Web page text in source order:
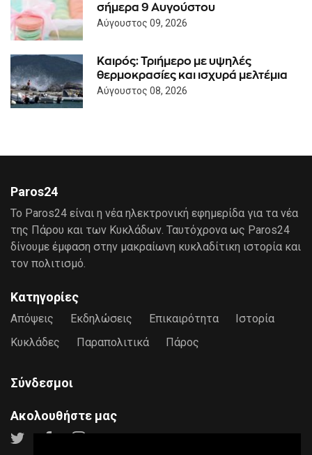
σήμερα 9 Αυγούστου
Αύγουστος 09, 2026
Καιρός: Τριήμερο με υψηλές
θερμοκρασίες και ισχυρά μελτέμια
Αύγουστος 08, 2026
Paros24
Το Paros24 είναι η νέα ηλεκτρονική εφημερίδα για τα νέα
της Πάρου και των Κυκλάδων. Ταυτόχρονα ως Paros24
δίνουμε έμφαση στην μακραίωνη κυκλαδίτικη ιστορία και
τον πολιτισμό.
Κατηγορίες
Απόψεις Εκδηλώσεις Επικαιρότητα
Ιστορία
Κυκλάδες
Παραπολιτικά Πάρος
Σύνδεσμοι
Ακολουθήστε μας